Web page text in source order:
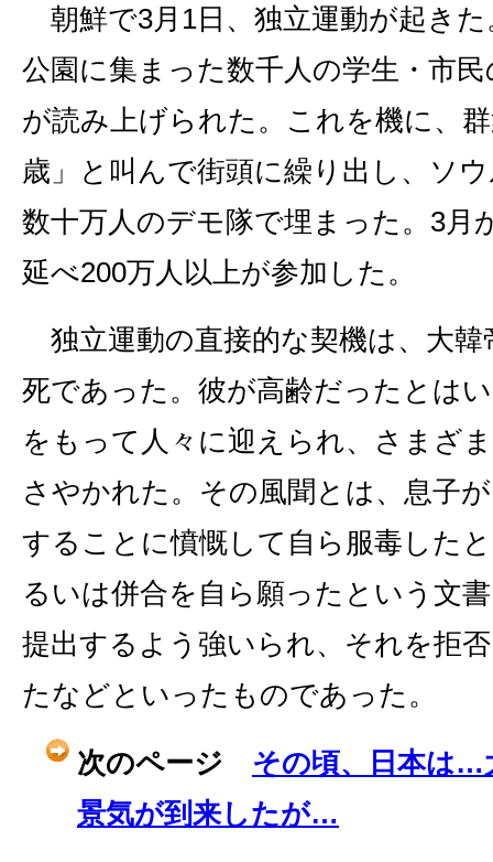
朝鮮で3月1日、独立運動が起き
公園に集まった数千人の学生・市
が読み上げられた。これを機に、
歳」と叫んで街頭に繰り出し、ソ
数十万人のデモ隊で埋まった。3月
延べ200万人以上が参加した。
独立運動の直接的な契機は、大韓
死であった。彼が高齢だったとは
をもって人々に迎えられ、さまざ
さやかれた。その風聞とは、息子
することに憤慨して自ら服毒した
るいは併合を自ら願ったという文
提出するよう強いられ、それを拒
たなどといったものであった。
次のページ その頃、日本は…
景気が到来したが…